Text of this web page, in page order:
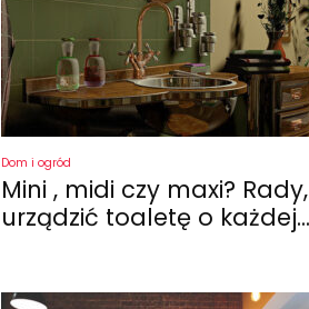
Dom i ogród
Mini , midi czy maxi?
urządzić toaletę o każdej...